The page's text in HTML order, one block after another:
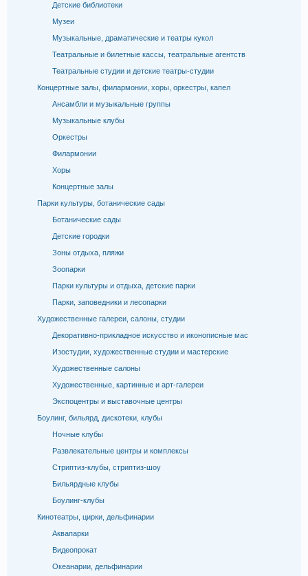
Детские библиотеки
Музеи
Музыкальные, драматические и театры кукол
Театральные и билетные кассы, театральные агентств
Театральные студии и детские театры-студии
Концертные залы, филармонии, хоры, оркестры, капел
Ансамбли и музыкальные группы
Музыкальные клубы
Оркестры
Филармонии
Хоры
Концертные залы
Парки культуры, ботанические сады
Ботанические сады
Детские городки
Зоны отдыха, пляжи
Зоопарки
Парки культуры и отдыха, детские парки
Парки, заповедники и лесопарки
Художественные галереи, салоны, студии
Декоративно-прикладное искусство и иконописные мас
Изостудии, художественные студии и мастерские
Художественные салоны
Художественные, картинные и арт-галереи
Экспоцентры и выставочные центры
Боулинг, бильярд, дискотеки, клубы
Ночные клубы
Развлекательные центры и комплексы
Стриптиз-клубы, стриптиз-шоу
Бильярдные клубы
Боулинг-клубы
Кинотеатры, цирки, дельфинарии
Аквапарки
Видеопрокат
Океанарии, дельфинарии